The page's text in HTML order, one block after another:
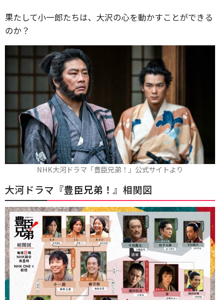
果たして小一郎たちは、大沢の心を動かすことができる
のか？
NHK大河ドラマ「豊臣兄弟！」公式サイトより
大河ドラマ『豊臣兄弟！ 』相関図